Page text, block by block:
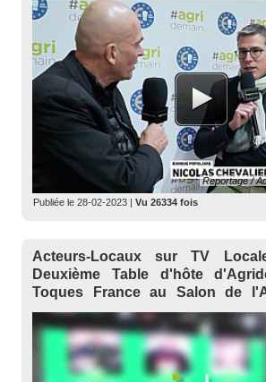
Reportage /
Publiée le 28-02-2023 | Vu 26334 fois
Acteurs-Locaux sur TV
Deuxième Table d'hôte
Toques France au Salon de
2023